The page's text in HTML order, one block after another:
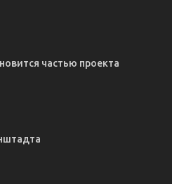
частью проекта